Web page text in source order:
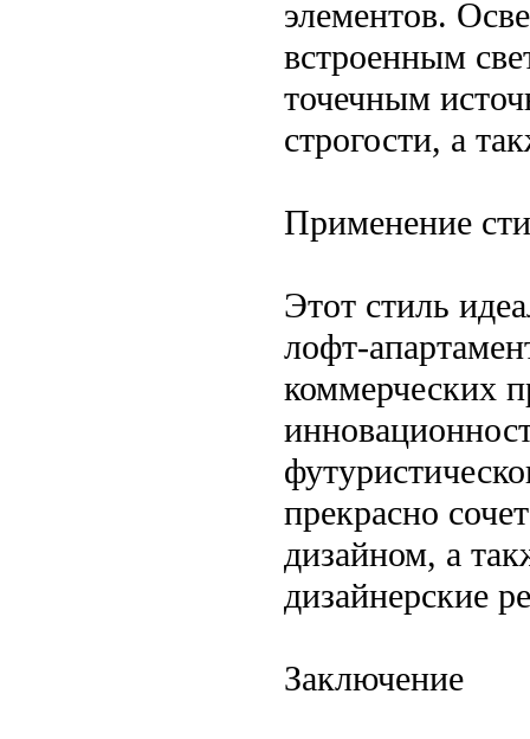
элементов.
встроенным
точечным
строгости, а
Применение
Этот стиль
лофт-
коммерческих
прекрасно
дизайном, а
дизайнерские
Заключение